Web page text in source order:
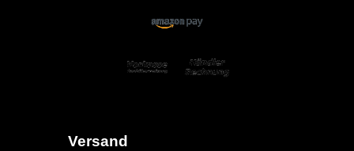
Versand